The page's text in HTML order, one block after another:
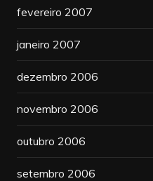
fevereiro 2007
janeiro 2007
dezembro 2006
novembro 2006
outubro 2006
setembro 2006